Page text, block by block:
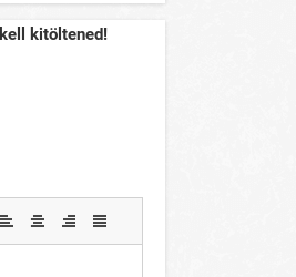
kitöltened!